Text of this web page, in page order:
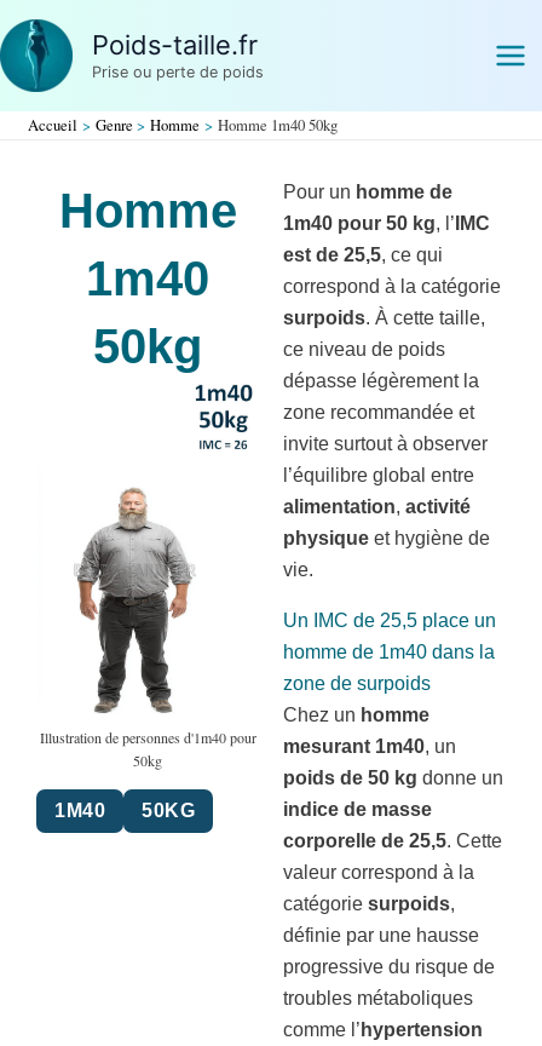
Aller
au
contenu
Poids-taille.fr
Prise ou perte de poids
Accueil Genre Homme Homme 1m40 50kg
Homme
1m40
50kg
Illustration de personnes d'1m40 pour
50kg
1M40 50KG
Pour un homme de
1m40 pour 50 kg, l’ IMC
est de 25,5, ce qui
correspond à la catégorie
surpoids. À cette taille,
ce niveau de poids
dépasse légèrement la
zone recommandée et
invite surtout à observer
l’équilibre global entre
alimentation, activité
physique et hygiène de
vie.
Un IMC de 25,5 place un
homme de 1m40 dans la
zone de surpoids
Chez un homme
mesurant 1m40, un
poids de 50 kg donne un
indice de masse
corporelle de 25,5. Cette
valeur correspond à la
catégorie surpoids,
définie par une hausse
progressive du risque de
troubles métaboliques
comme l’ hypertension